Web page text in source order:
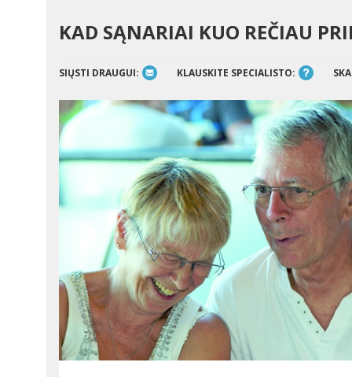
KAD SĄNARIAI KUO REČIAU
SIŲSTI DRAUGUI: KLAUSKITE SPECIALISTO: